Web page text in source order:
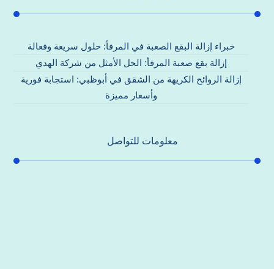
خبراء إزالة البقع الصعبة في المرفأ: حلول سريعة وفعالة
إزالة بقع صعبة المرفأ: الحل الأمثل من شركة الهدي
إزالة الروائح الكريهة من الشقق في أبوظبي: استجابة فورية
وأسعار مميزة
معلومات للتواصل